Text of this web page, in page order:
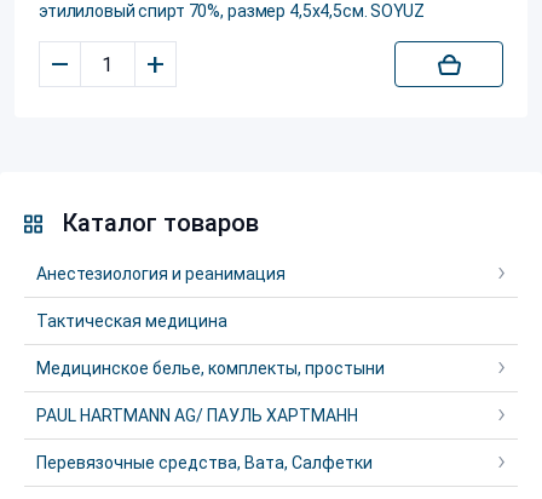
этилиловый спирт 70%, размер 4,5х4,5см. SOYUZ
– +
Каталог товаров
Анестезиология и реанимация
Тактическая медицина
Медицинское белье, комплекты, простыни
PAUL HARTMANN AG/ ПАУЛЬ ХАРТМАНН
Перевязочные средства, Вата, Салфетки